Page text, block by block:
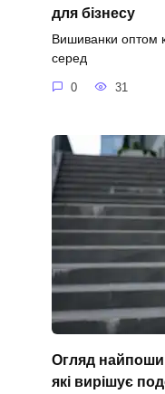
для бізнесу
Вишиванки оптом
серед
0 31
Огляд
які вирішує